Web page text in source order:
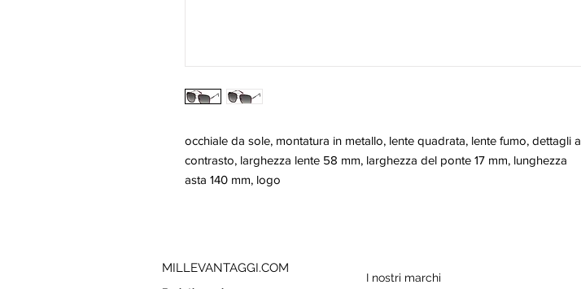
occhiale da sole, montatura in metallo, lente quadrata, lente fumo, dettagli a
contrasto, larghezza lente 58 mm, larghezza del ponte 17 mm, lunghezza
asta 140 mm, logo
MILLEVANTAGGI.COM
I nostri marchi